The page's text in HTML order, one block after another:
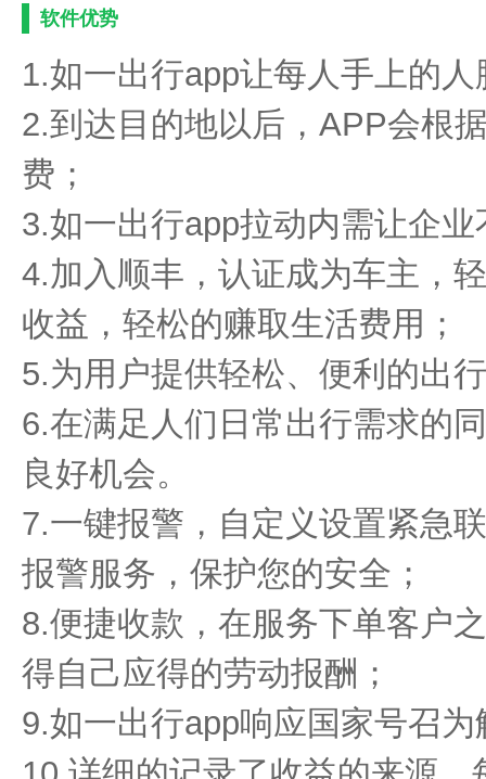
软件优势
1.如一出行app让每人手上的
2.到达目的地以后，APP会根
费；
3.如一出行app拉动内需让企
4.加入顺丰，认证成为车主，
收益，轻松的赚取生活费用；
5.为用户提供轻松、便利的出
6.在满足人们日常出行需求的
良好机会。
7.一键报警，自定义设置紧急
报警服务，保护您的安全；
8.便捷收款，在服务下单客户
得自己应得的劳动报酬；
9.如一出行app响应国家号召